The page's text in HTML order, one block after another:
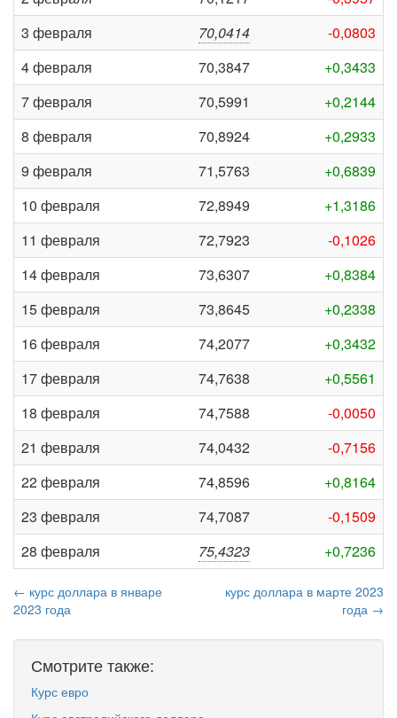
3 февраля
70,0414
-0,0803
4 февраля
70,3847
+0,3433
7 февраля
70,5991
+0,2144
8 февраля
70,8924
+0,2933
9 февраля
71,5763
+0,6839
10 февраля
72,8949
+1,3186
11 февраля
72,7923
-0,1026
14 февраля
73,6307
+0,8384
15 февраля
73,8645
+0,2338
16 февраля
74,2077
+0,3432
17 февраля
74,7638
+0,5561
18 февраля
74,7588
-0,0050
21 февраля
74,0432
-0,7156
22 февраля
74,8596
+0,8164
23 февраля
74,7087
-0,1509
28 февраля
75,4323 +0,7236
← курс доллара в январе
2023 года
курс доллара в марте 2023
года →
Смотрите также:
Курс евро